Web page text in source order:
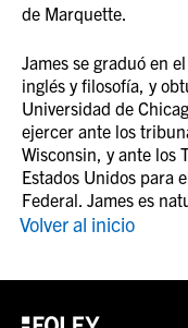
Volver al inicio
de Marquette.
James se graduó en
inglés y filosofía, y
Universidad de
ejercer ante los
Wisconsin, y ante los
Estados Unidos para
Federal. James es